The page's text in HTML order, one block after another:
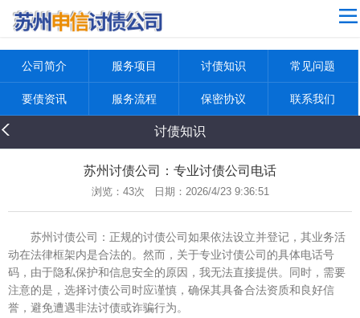
网站导航
服务项目
讨债知识
联系我们
返回首页
公司简介 服务项目 讨债知识 常见问题
要债资讯 服务流程 保密协议 联系我们
讨债知识
苏州讨债公司：专业讨债公司电话
浏览： 43次 日期：2026/4/23 9:36:51
苏州讨债公司：正规的讨债公司如果依法设立并登记，其业务活
动在法律框架内是合法的‌。然而，关于专业讨债公司的具体电话号
码，由于隐私保护和信息安全的原因，我无法直接提供。同时，需要
注意的是，选择讨债公司时应谨慎，确保其具备合法资质和良好信
誉，避免遭遇非法讨债或诈骗行为。